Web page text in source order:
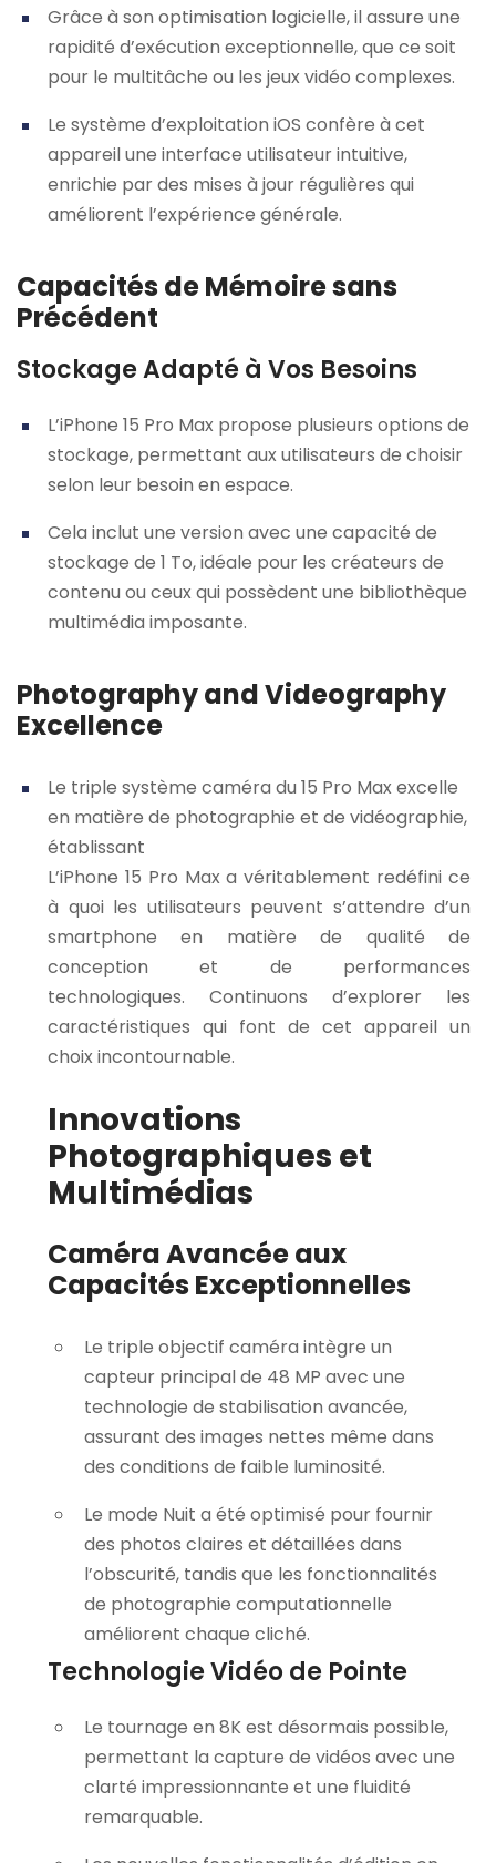
Grâce à son optimisation logicielle, il assure une
rapidité d’exécution exceptionnelle, que ce soit
pour le multitâche ou les jeux vidéo complexes.
Le système d’exploitation iOS confère à cet
appareil une interface utilisateur intuitive,
enrichie par des mises à jour régulières qui
améliorent l’expérience générale.
Capacités de Mémoire sans
Précédent
Stockage Adapté à Vos Besoins
L’iPhone 15 Pro Max propose plusieurs options de
stockage, permettant aux utilisateurs de choisir
selon leur besoin en espace.
Cela inclut une version avec une capacité de
stockage de 1 To, idéale pour les créateurs de
contenu ou ceux qui possèdent une bibliothèque
multimédia imposante.
Photography and Videography
Excellence
Le triple système caméra du 15 Pro Max excelle
en matière de photographie et de vidéographie,
établissant
L’iPhone 15 Pro Max a véritablement redéfini ce
à quoi les utilisateurs peuvent s’attendre d’un
smartphone en matière de qualité de
conception et de performances
technologiques. Continuons d’explorer les
caractéristiques qui font de cet appareil un
choix incontournable.
Innovations
Photographiques et
Multimédias
Caméra Avancée aux
Capacités Exceptionnelles
Le triple objectif caméra intègre un
capteur principal de 48 MP avec une
technologie de stabilisation avancée,
assurant des images nettes même dans
des conditions de faible luminosité.
Le mode Nuit a été optimisé pour fournir
des photos claires et détaillées dans
l’obscurité, tandis que les fonctionnalités
de photographie computationnelle
améliorent chaque cliché.
Technologie Vidéo de Pointe
Le tournage en 8K est désormais possible,
permettant la capture de vidéos avec une
clarté impressionnante et une fluidité
remarquable.